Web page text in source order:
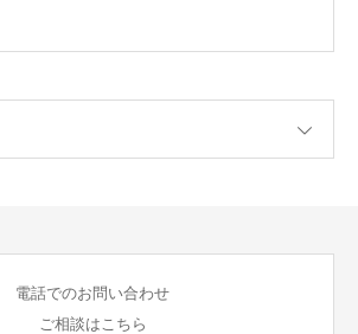
電話でのお問い合わせ
ご相談はこちら